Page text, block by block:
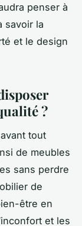
penser à
savoir la
et le design
?
tout
de meubles
sans perdre
de
être en
et les